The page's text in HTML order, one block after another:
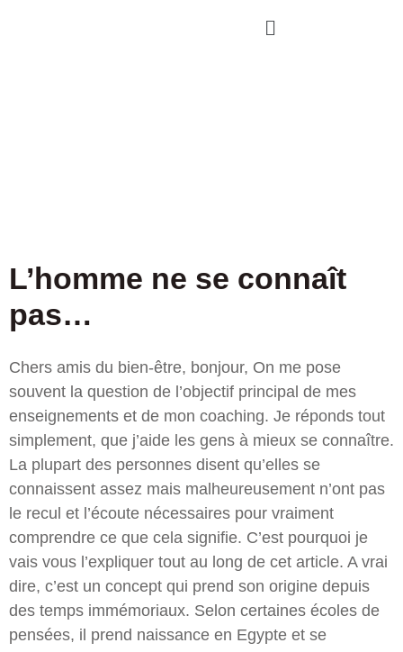
L’homme ne se connaît
pas…
Chers amis du bien-être, bonjour, On me pose
souvent la question de l’objectif principal de mes
enseignements et de mon coaching. Je réponds tout
simplement, que j’aide les gens à mieux se connaître.
La plupart des personnes disent qu’elles se
connaissent assez mais malheureusement n’ont pas
le recul et l’écoute nécessaires pour vraiment
comprendre ce que cela signifie. C’est pourquoi je
vais vous l’expliquer tout au long de cet article. A vrai
dire, c’est un concept qui prend son origine depuis
des temps immémoriaux. Selon certaines écoles de
pensées, il prend naissance en Egypte et se